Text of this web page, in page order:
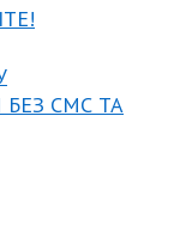
СМС ТА